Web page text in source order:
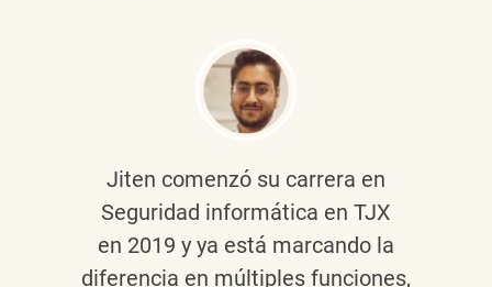
Jiten comenzó su carrera en
Seguridad informática en TJX
en 2019 y ya está marcando la
diferencia en múltiples funciones,